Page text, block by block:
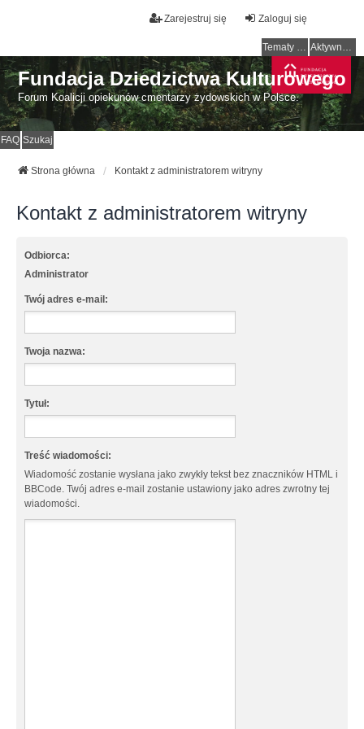
Zaloguj się
Zarejestruj się
Tematy bez odpowiedzi Aktywne tematy
Fundacja Dziedzictwa Kulturowego
Forum Koalicji opiekunów cmentarzy żydowskich w Polsce.
FAQ Szukaj
Strona główna Kontakt z administratorem witryny
Kontakt z administratorem witryny
Odbiorca:
Administrator
Twój adres e-mail:
Twoja nazwa:
Tytuł:
Treść wiadomości:
Wiadomość zostanie wysłana jako zwykły tekst bez znaczników HTML i
BBCode. Twój adres e-mail zostanie ustawiony jako adres zwrotny tej
wiadomości.